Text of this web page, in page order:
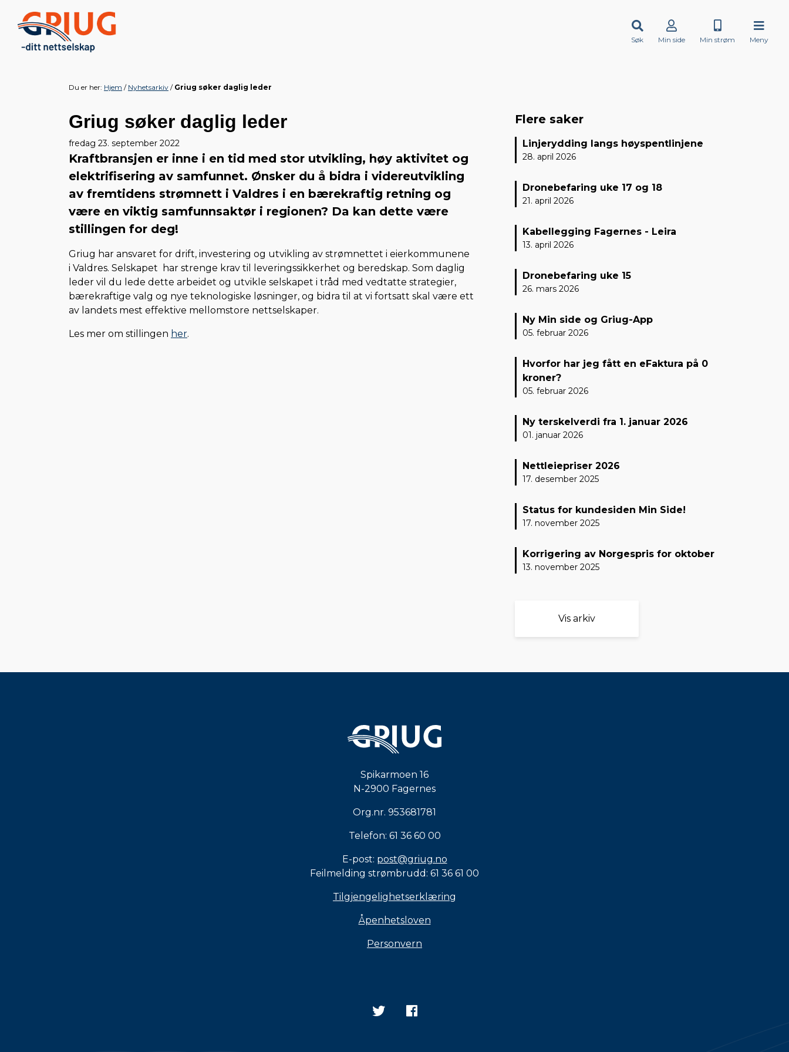
Søk Min side Min strøm Meny
Du er her: Hjem Nyhetsarkiv Griug søker daglig leder
Griug søker daglig leder
fredag 23. september 2022
Kraftbransjen er inne i en tid med stor utvikling, høy aktivitet og
elektrifisering av samfunnet. Ønsker du å bidra i videreutvikling
av fremtidens strømnett i Valdres i en bærekraftig retning og
være en viktig samfunnsaktør i regionen? Da kan dette være
stillingen for deg!
Griug har ansvaret for drift, investering og utvikling av strømnettet i eierkommunene
i Valdres. Selskapet har strenge krav til leveringssikkerhet og beredskap. Som daglig
leder vil du lede dette arbeidet og utvikle selskapet i tråd med vedtatte strategier,
bærekraftige valg og nye teknologiske løsninger, og bidra til at vi fortsatt skal være ett
av landets mest effektive mellomstore nettselskaper.
Les mer om stillingen her.
Flere saker
Linjerydding langs høyspentlinjene
28. april 2026
Dronebefaring uke 17 og 18
21. april 2026
Kabellegging Fagernes - Leira
13. april 2026
Dronebefaring uke 15
26. mars 2026
Ny Min side og Griug-App
05. februar 2026
Hvorfor har jeg fått en eFaktura på 0
kroner?
05. februar 2026
Ny terskelverdi fra 1. januar 2026
01. januar 2026
Nettleiepriser 2026
17. desember 2025
Status for kundesiden Min Side!
17. november 2025
Korrigering av Norgespris for oktober
13. november 2025
Vis arkiv
Spikarmoen 16
N-2900 Fagernes
Org.nr. 953681781
Telefon: 61 36 60 00
E-post: post@griug.no
Feilmelding strømbrudd: 61 36 61 00
Tilgjengelighetserklæring
Åpenhetsloven
Personvern